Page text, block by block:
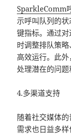
SparkleComm
示呼叫队列的
键指标。通过对
时调整排队策
高效运行。此
处理潜在的问题
4.多渠道支持
随着社交媒体
需求也日益多